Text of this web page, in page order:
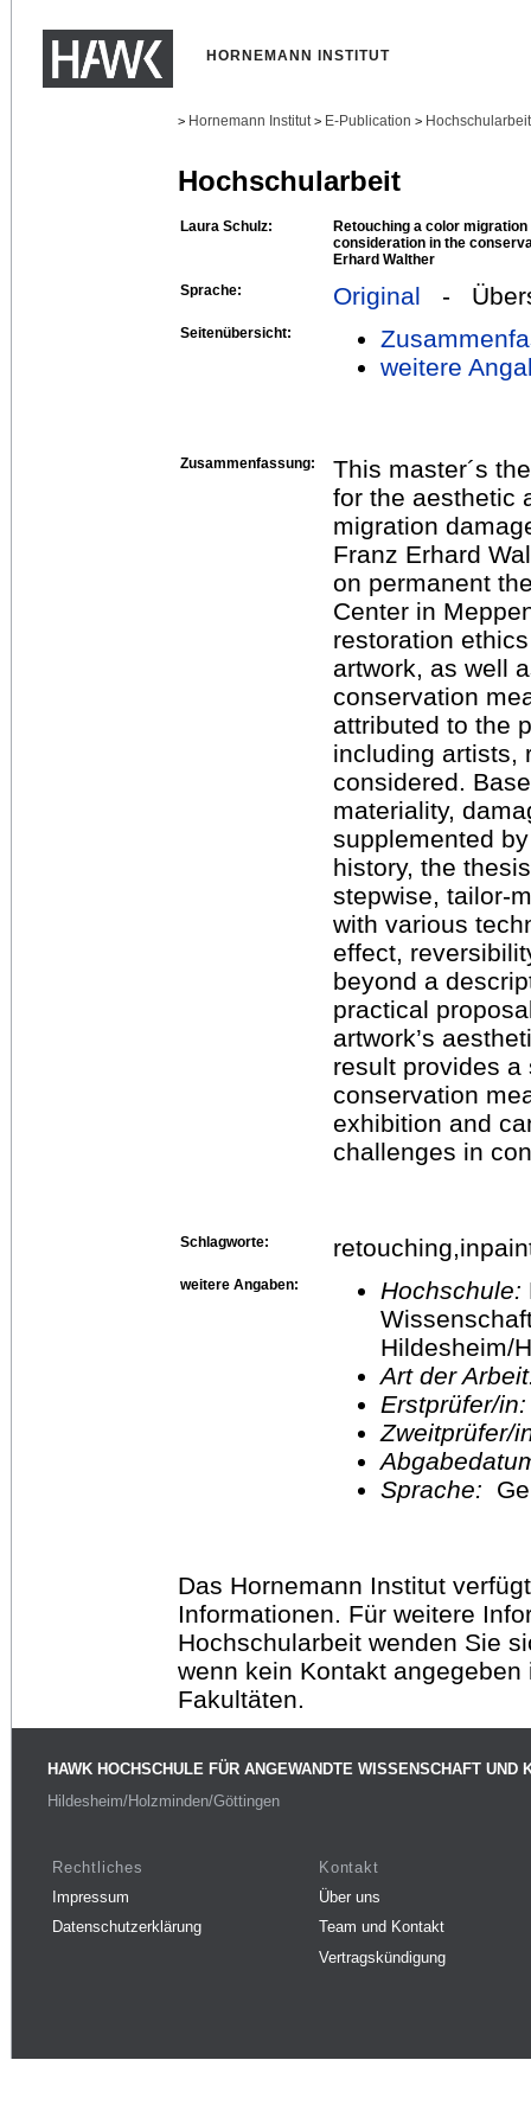
HORNEMANN INSTITUT
> Hornemann Institut > E-Publication >
Hochschularbeit
Laura Schulz:
Retouching a color
consideration in the
Erhard Walther
Sprache:
Original -
Seitenübersicht:
weitere
Zusammenfassung:
This master´s
for the aesthetic
migration
Franz Erhard
on permanent
Center in
restoration
artwork, as well
conservation
attributed to the
including artists,
considered.
materiality,
supplemented
history, the
stepwise, tailor-
with various
effect,
beyond a
practical
artwork’s
result provides
conservation
exhibition and
challenges in
Schlagworte:
weitere Angaben: Hochschule:
Hildesheim/
Art der
Erstprüfer/
Sprache:
Das Hornemann Institut
Informationen. Für weitere
Hochschularbeit wenden Sie
wenn kein Kontakt
Fakultäten.
HAWK HOCHSCHULE FÜR ANGEWANDTE WISSENSCHAFT UND
Hildesheim/Holzminden/Göttingen
Rechtliches
Impressum
Datenschutzerklärung
Kontakt
Über uns
Team und Kontakt
Vertragskündigung